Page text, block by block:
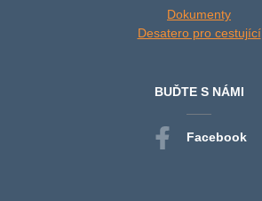
Dokumenty
Desatero pro cestující
BUĎTE S NÁMI
Facebook